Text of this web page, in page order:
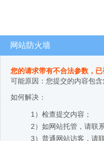
网站防火墙
您的请求带有不合法参数，
可能原因：您提交的内容包
如何解决：
1）检查提交内容；
2）如网站托管，请联
3）普通网站访客，请